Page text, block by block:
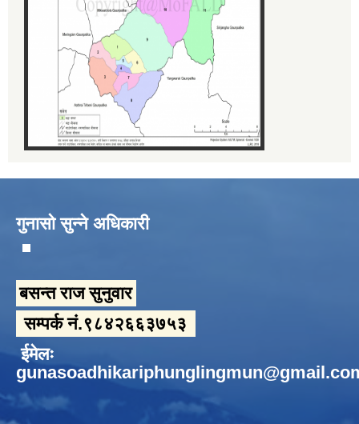
गुनासो सुन्ने अधिकारी
बसन्त राज सुनुवार
सम्पर्क नं.९८४२६६३७५३
ईमेलः